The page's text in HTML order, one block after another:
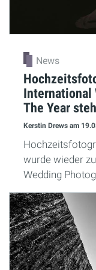
News
International
The Year
Kerstin Drews am
wurde wieder
Wedding